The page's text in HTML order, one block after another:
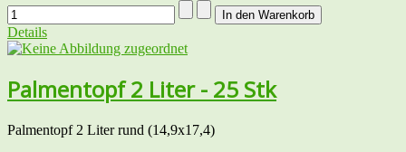
Details
Palmentopf 2 Liter - 25 Stk
Palmentopf 2 Liter rund (14,9x17,4)